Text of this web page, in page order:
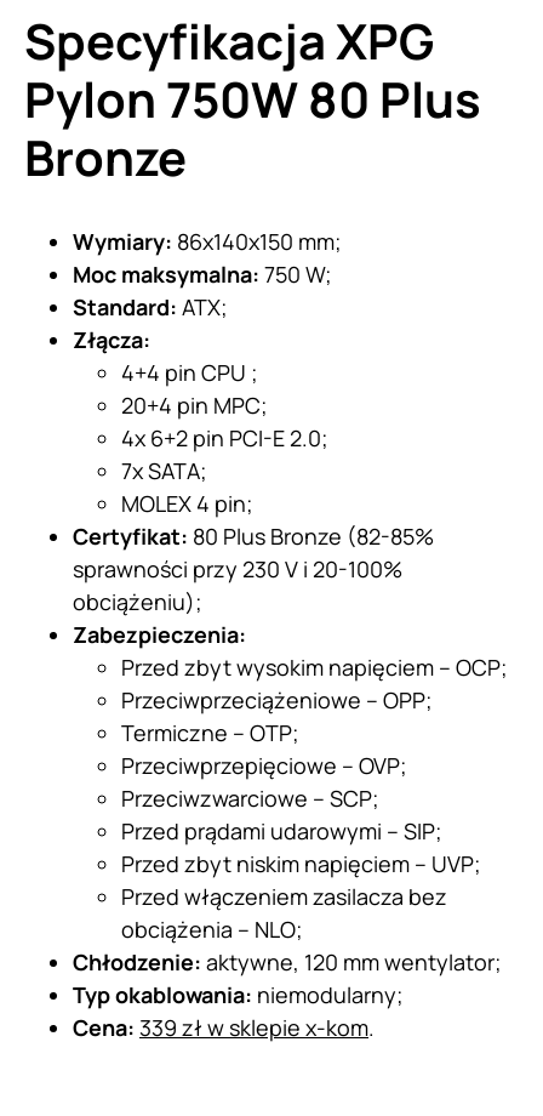
Specyfikacja XPG
Pylon 750W 80 Plus
Bronze
Wymiary: 86x140x150 mm;
Moc maksymalna: 750 W;
Standard: ATX;
Złącza:
4+4 pin CPU ;
20+4 pin MPC;
4x 6+2 pin PCI-E 2.0;
7x SATA;
MOLEX 4 pin;
Certyfikat: 80 Plus Bronze (82-85%
sprawności przy 230 V i 20-100%
obciążeniu);
Zabezpieczenia:
Przed zbyt wysokim napięciem – OCP;
Przeciwprzeciążeniowe – OPP;
Termiczne – OTP;
Przeciwprzepięciowe – OVP;
Przeciwzwarciowe – SCP;
Przed prądami udarowymi – SIP;
Przed zbyt niskim napięciem – UVP;
Przed włączeniem zasilacza bez
obciążenia – NLO;
Chłodzenie: aktywne, 120 mm wentylator;
Typ okablowania: niemodularny;
Cena: 339 zł w sklepie x-kom.